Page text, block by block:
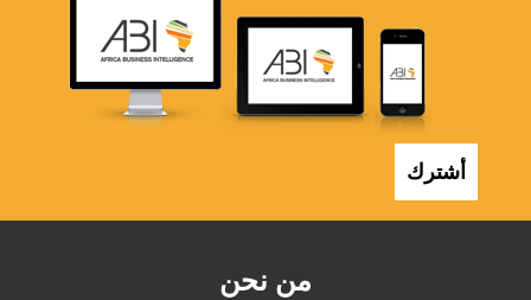
من نحن
أشترك